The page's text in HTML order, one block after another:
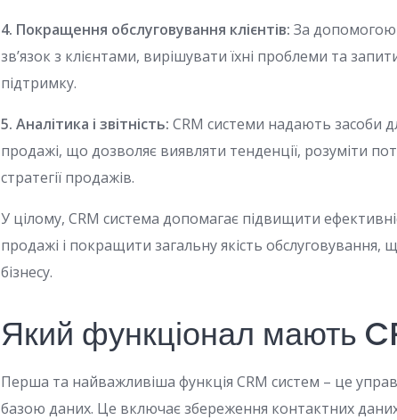
4. Покращення обслуговування клієнтів: За допомогою
зв’язок з клієнтами, вирішувати їхні проблеми та
підтримку.
5. Аналітика і звітність: CRM системи надають засоби
продажі, що дозволяє виявляти тенденції, розуміти
стратегії продажів.
У цілому, CRM система допомагає підвищити
продажі і покращити загальну якість
бізнесу.
Який функціонал мають
Перша та найважливіша функція CRM систем – це
базою даних. Це включає збереження контактних даних